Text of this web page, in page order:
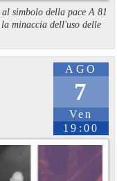
simbolo della pace A 81
minaccia dell'uso delle
AGO
7
Ven
19:00